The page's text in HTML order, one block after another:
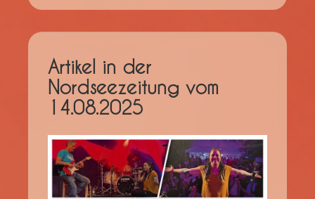
Artikel in der
Nordseezeitung vom
14.08.2025